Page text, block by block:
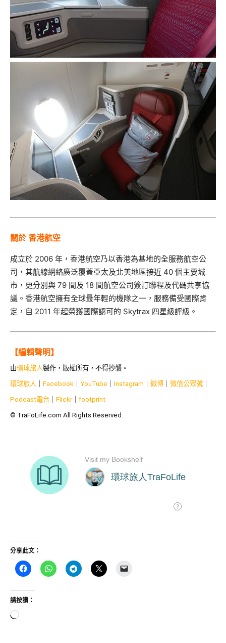
關於 香港航空
成立於 2006 年，香港航空乃以香港為基地的全服務航空公
司，其航線網絡廣泛覆蓋亞太及北美地區接近 40 個主要城
市，更分別與 79 間及 18 間航空公司簽訂聯程及代碼共享協
議。香港航空擁有全球最年輕的機隊之一，服務備受國際肯
定，自 2011 年起榮獲國際認可的 Skytrax 四星級評級。
【編輯聲明】
由環球旅人製作，版權所有，不得抄襲。
環球旅人 Facebook YouTube Instagram 微博 微信公眾號
Podcast電台 Flickr｜ footprint
© TraFoLife.com All Rights Reserved.
分享此文：
請按讚：
正